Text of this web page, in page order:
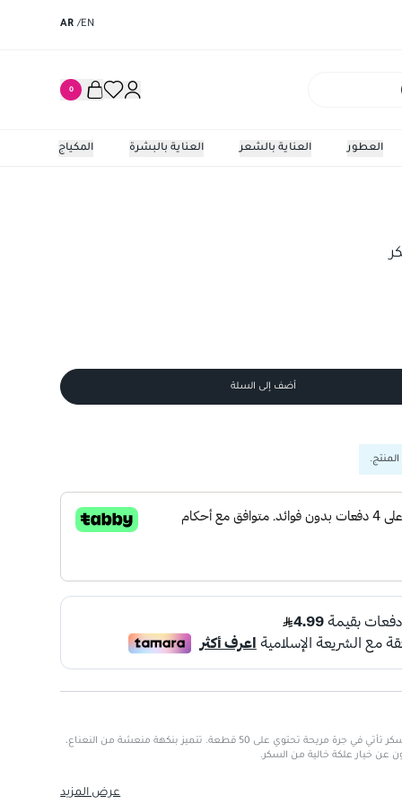
EN
/
AR
0
المكياج العناية بالبشرة العناية بالشعر العطور
أضف إلى السلة
علكة نوفا بنكهة النعناع خالية من السكر تأتي في جرة مريحة تحتوي على 50 قطعة. تتميز بنكهة منعشة من النعناع،
عن خيار علكة خالية من السكر.
عرض المزيد